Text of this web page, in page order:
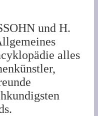
und H.
alles